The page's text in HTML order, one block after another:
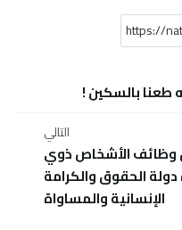
طعنا بالسكين !
التالي
وظائف الأشخاص ذوي
الحقوق والكرامة
الإنسانية والمساواة